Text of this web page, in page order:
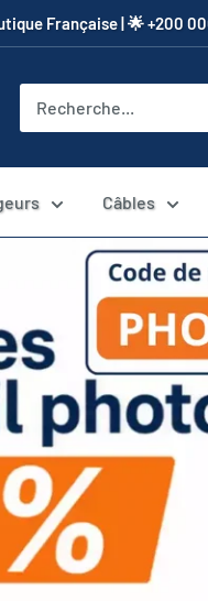
Française | 🌟 +200
Câbles